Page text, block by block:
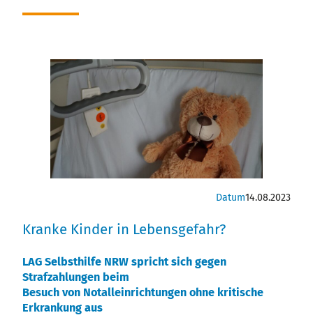
Datum14.08.2023
Kranke Kinder in Lebensgefahr?
LAG Selbsthilfe NRW spricht sich gegen
Strafzahlungen beim
Besuch von Notalleinrichtungen ohne kritische
Erkrankung aus